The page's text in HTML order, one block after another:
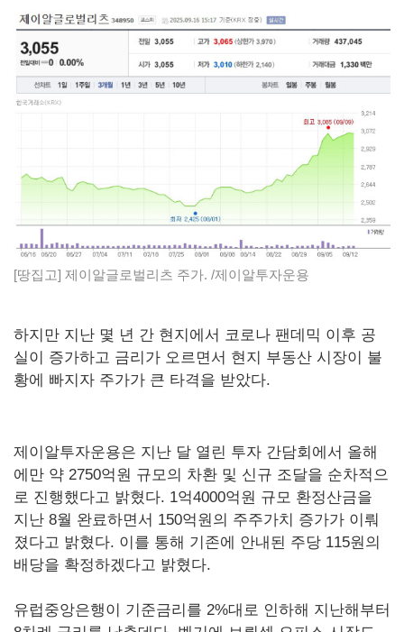
[땅집고] 제이알글로벌리츠 주가. /제이알투자운용
하지만 지난 몇 년 간 현지에서 코로나 팬데믹 이후 공
실이 증가하고 금리가 오르면서 현지 부동산 시장이 불
황에 빠지자 주가가 큰 타격을 받았다.
제이알투자운용은 지난 달 열린 투자 간담회에서 올해
에만 약 2750억원 규모의 차환 및 신규 조달을 순차적으
로 진행했다고 밝혔다. 1억4000억원 규모 환정산금을
지난 8월 완료하면서 150억원의 주주가치 증가가 이뤄
졌다고 밝혔다. 이를 통해 기존에 안내된 주당 115원의
배당을 확정하겠다고 밝혔다.
유럽중앙은행이 기준금리를 2%대로 인하해 지난해부터